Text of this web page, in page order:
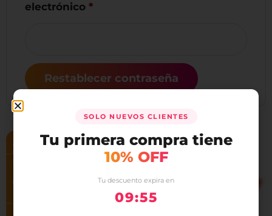
electrónico *
Restablecer contraseña
¡SUSCRÍBETE Y RECIBE
UN REGALITO EN TU PRIMERA
COMPRA!
SOLO NUEVOS CLIENTES
Tu primera compra tiene
10% OFF
Tu descuento expira en
09:55